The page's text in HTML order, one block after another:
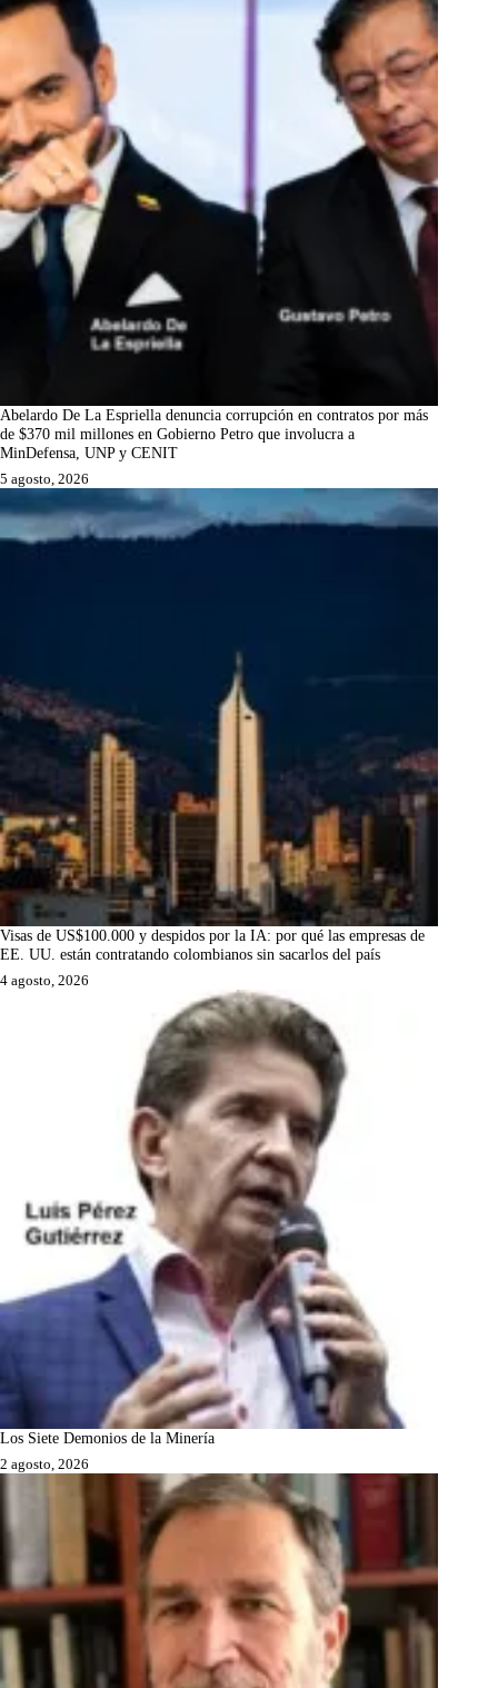
Abelardo De La Espriella denuncia corrupción en contratos por más
de $370 mil millones en Gobierno Petro que involucra a
MinDefensa, UNP y CENIT
5 agosto, 2026
Visas de US$100.000 y despidos por la IA: por qué las empresas de
EE. UU. están contratando colombianos sin sacarlos del país
4 agosto, 2026
Los Siete Demonios de la Minería
2 agosto, 2026